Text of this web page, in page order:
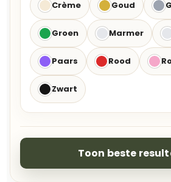
Crème Goud
Groen Marmer
Paars Rood
Zwart
Toon beste